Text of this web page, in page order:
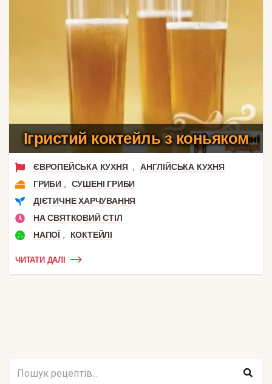
Ігристий коктейль з коньяком
ЄВРОПЕЙСЬКА КУХНЯ ,
АНГЛІЙСЬКА КУХНЯ
ГРИБИ ,
СУШЕНІ ГРИБИ
ДІЄТИЧНЕ ХАРЧУВАННЯ
НА СВЯТКОВИЙ СТІЛ
НАПОЇ , КОКТЕЙЛІ
ЧИТАТИ ДАЛІ